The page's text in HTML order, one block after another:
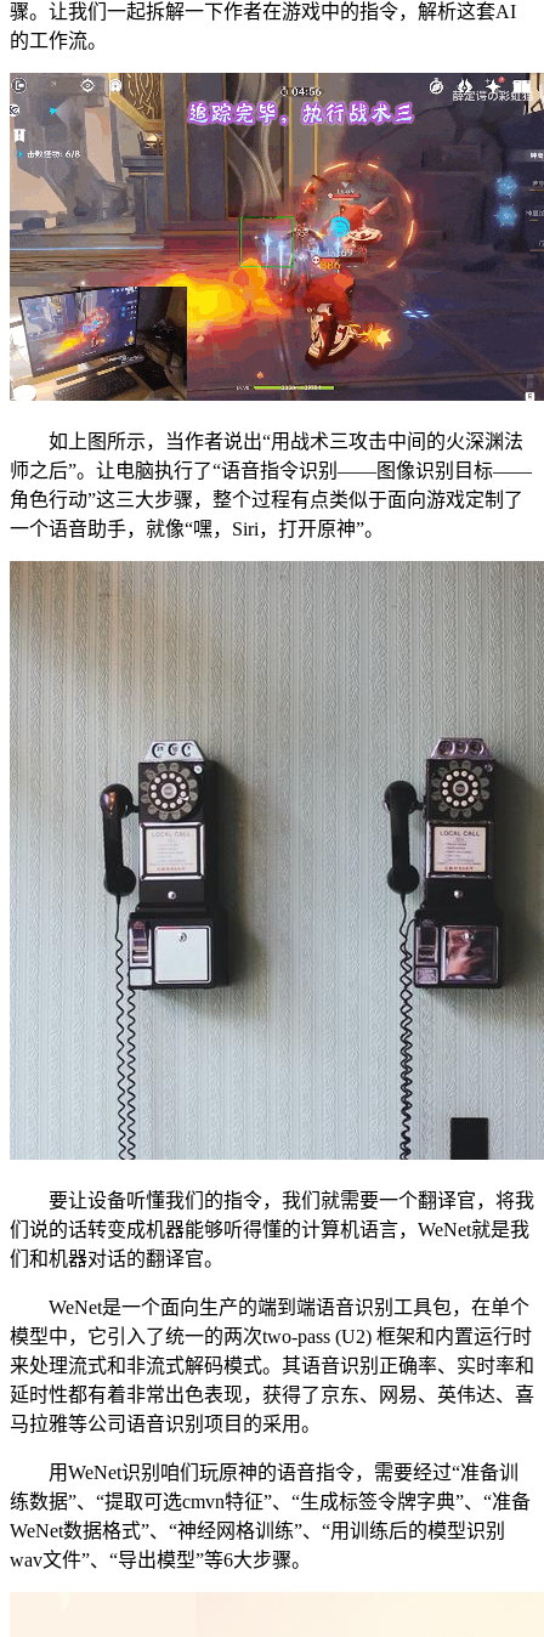
骤。让我们一起拆解一下作者在游戏中的指令，解析这套AI
的工作流。
如上图所示，当作者说出“用战术三攻击中间的火深渊法
师之后”。让电脑执行了“语音指令识别——图像识别目标——
角色行动”这三大步骤，整个过程有点类似于面向游戏定制了
一个语音助手，就像“嘿，Siri，打开原神”。
要让设备听懂我们的指令，我们就需要一个翻译官，将我
们说的话转变成机器能够听得懂的计算机语言，WeNet就是我
们和机器对话的翻译官。
WeNet是一个面向生产的端到端语音识别工具包，在单个
模型中，它引入了统一的两次two-pass (U2) 框架和内置运行时
来处理流式和非流式解码模式。其语音识别正确率、实时率和
延时性都有着非常出色表现，获得了京东、网易、英伟达、喜
马拉雅等公司语音识别项目的采用。
用WeNet识别咱们玩原神的语音指令，需要经过“准备训
练数据”、“提取可选cmvn特征”、“生成标签令牌字典”、“准备
WeNet数据格式”、“神经网格训练”、“用训练后的模型识别
wav文件”、“导出模型”等6大步骤。